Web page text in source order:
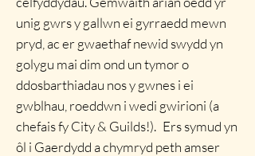
unig gwrs y gallwn ei gyrraedd mewn
pryd, ac er gwaethaf newid swydd yn
golygu mai dim ond un tymor o
ddosbarthiadau nos y gwnes i ei
gwblhau, roeddwn i wedi gwirioni (a
chefais fy City & Guilds!). Ers symud yn
ôl i Gaerdydd a chymryd peth amser